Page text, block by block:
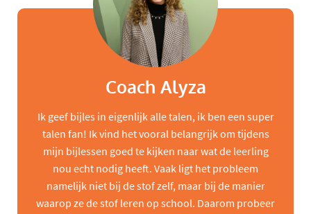
Coach Alyza
Ik geef bijles in eigenlijk alle talen, ik ben een super
talen fan! Ik vind het vooral belangrijk om tijdens
mijn bijlessen goed te kijken naar wat de leerling
nou echt nodig heeft. Vaak ligt het probleem
namelijk niet bij de stof zelf, maar bij de manier
waarop ze de stof leren op school. Daarom probeer